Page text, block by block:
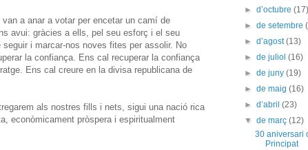
a anar a votar per encetar un camí de
avui: gràcies a ells, pel seu esforç i el seu
i marcar-nos noves fites per assolir. No
la confiança. Ens cal recuperar la confiança
Ens cal creure en la divisa republicana de
als nostres fills i nets, sigui una nació rica
econòmicament pròspera i espiritualment
►d’octubre(17)
►de setembre
►d’agost(13)
►de juliol(16)
►de juny(19)
►de maig(16)
►d’abril(23)
▼de març(12)
30 aniversari
Principat